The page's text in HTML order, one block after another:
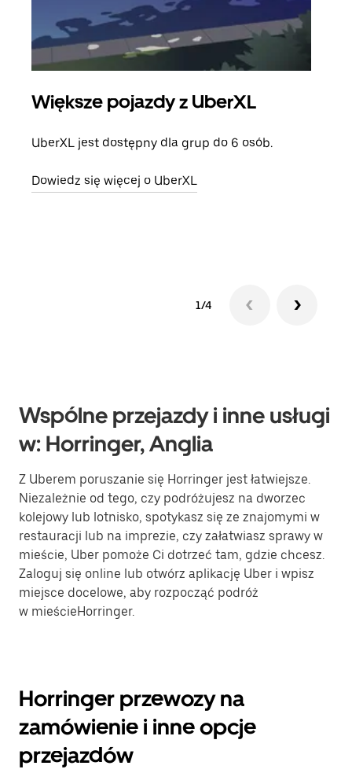
Większe pojazdy z UberXL
UberXL jest dostępny dla grup do 6 osób.
Dowiedz się więcej o UberXL
1/4
Wspólne przejazdy i inne usługi
w: Horringer, Anglia
Z Uberem poruszanie się Horringer jest łatwiejsze.
Niezależnie od tego, czy podróżujesz na dworzec
kolejowy lub lotnisko, spotykasz się ze znajomymi w
restauracji lub na imprezie, czy załatwiasz sprawy w
mieście, Uber pomoże Ci dotrzeć tam, gdzie chcesz.
Zaloguj się online lub otwórz aplikację Uber i wpisz
miejsce docelowe, aby rozpocząć podróż
w mieścieHorringer.
Horringer przewozy na
zamówienie i inne opcje
przejazdów